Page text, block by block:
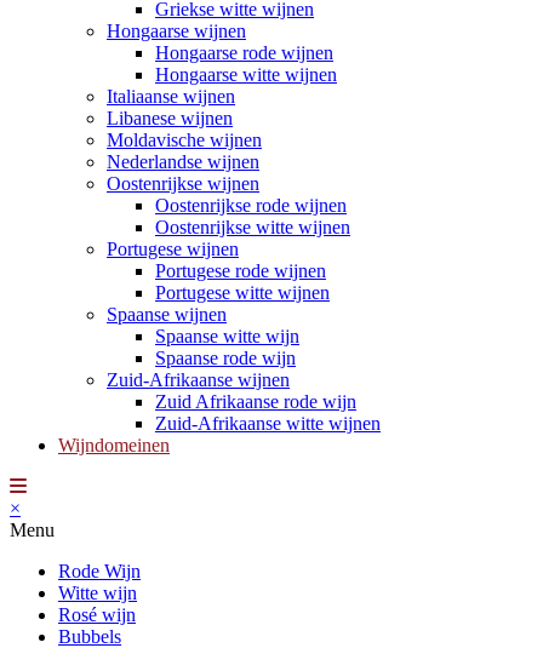
Griekse witte wijnen
Hongaarse wijnen
Hongaarse rode wijnen
Hongaarse witte wijnen
Italiaanse wijnen
Libanese wijnen
Moldavische wijnen
Nederlandse wijnen
Oostenrijkse wijnen
Oostenrijkse rode wijnen
Oostenrijkse witte wijnen
Portugese wijnen
Portugese rode wijnen
Portugese witte wijnen
Spaanse wijnen
Spaanse witte wijn
Spaanse rode wijn
Zuid-Afrikaanse wijnen
Zuid Afrikaanse rode wijn
Zuid-Afrikaanse witte wijnen
Wijndomeinen
×
Menu
Rode Wijn
Witte wijn
Rosé wijn
Bubbels